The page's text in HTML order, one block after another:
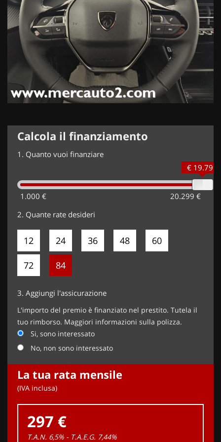
Calcola il finanziamento
1. Quanto vuoi finanziare
1.000 € 20.299 €
€ 19.799
2. Quante rate desideri
12 24 36 48 60
72 84
3. Aggiungi l'assicurazione
L'importo del premio è finanziato nel prestito. Tutela il
tuo rimborso. Maggiori informazioni sulla polizza.
Si, sono interessato
No, non sono interessato
La tua rata mensile
(IVA inclusa)
297 €
T.A.N. 6,5% - T.A.E.G. 7,44%